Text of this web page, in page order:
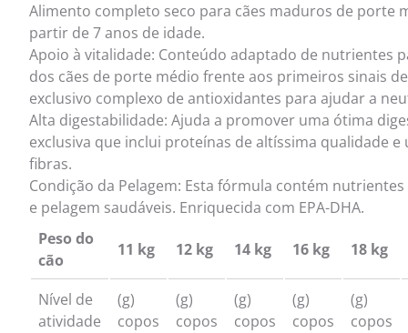
Alimento completo seco para cães maduros de porte
partir de 7 anos de idade.
Apoio à vitalidade: Conteúdo adaptado de nutrientes
dos cães de porte médio frente aos primeiros sinais
exclusivo complexo de antioxidantes para ajudar a
Alta digestabilidade: Ajuda a promover uma ótima
exclusiva que inclui proteínas de altíssima qualidade
fibras.
Condição da Pelagem: Esta fórmula contém
e pelagem saudáveis. Enriquecida com EPA-DHA.
Peso do
cão
11 kg 12 kg 14 kg 16 kg 18 kg
Nível de
atividade
(g)
copos
(g)
copos
(g)
copos
(g)
copos
(g)
copos